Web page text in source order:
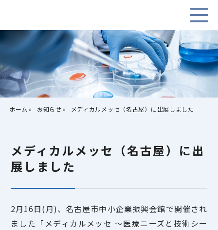
ホーム お知らせ メディカルメッセ（名古屋）に出展しました
メディカルメッセ（名古屋）に出
展しました
2月16日(月)、名古屋市中小企業振興会館で開催され
ました「メディカルメッセ ～医療ニーズと技術シー